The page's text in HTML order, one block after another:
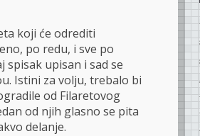
koji će odrediti
po redu, i sve po
spisak upisan i sad se
Istini za volju, trebalo bi
od Filaretovog
od njih glasno se pita
delanje.